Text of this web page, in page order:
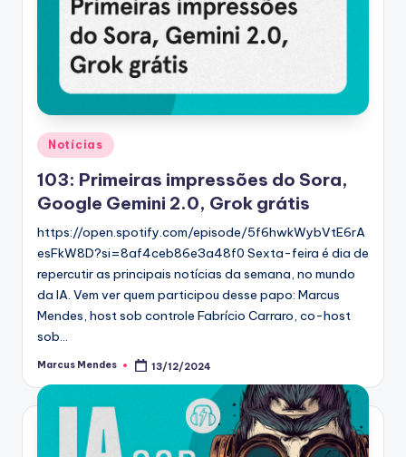
Posted
in
Notícias
103: Primeiras impressões do Sora,
Google Gemini 2.0, Grok grátis
https://open.spotify.com/episode/5f6hwkWybVtE6rA
esFkW8D?si=8af4ceb86e3a48f0 Sexta-feira é dia de
repercutir as principais notícias da semana, no mundo
da IA. Vem ver quem participou desse papo: Marcus
Mendes, host sob controle Fabrício Carraro, co-host
sob…
Posted
Marcus Mendes 13/12/2024